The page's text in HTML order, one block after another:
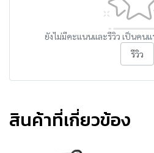
ยังไม่มีคะแนนและรีวิว เป็นคน
รีวิว
สินค้าที่เกี่ยวข้อง